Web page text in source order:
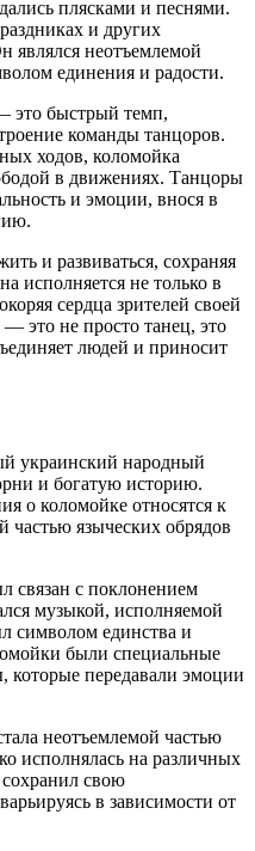
плясками и песнями.
и других
являлся неотъемлемой
единения и радости.
это быстрый темп,
команды танцоров.
ходов, коломойка
в движениях. Танцоры
и эмоции, внося в
и развиваться, сохраняя
исполняется не только в
сердца зрителей своей
это не просто танец, это
людей и приносит
украинский народный
и богатую историю.
о коломойке относятся к
частью языческих обрядов
связан с поклонением
музыкой, исполняемой
символом единства и
были специальные
которые передавали эмоции
неотъемлемой частью
исполнялась на различных
свою
в зависимости от